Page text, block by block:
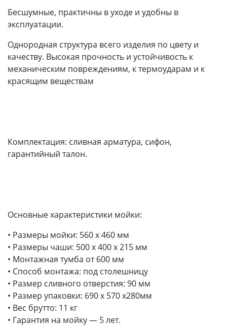
Бесшумные, практичны в уходе и удобны в
эксплуатации.
Однородная структура всего изделия по цвету и
качеству. Высокая прочность и устойчивость к
механическим повреждениям, к термоударам и к
красящим веществам
Комплектация: сливная арматура, сифон,
гарантийный талон.
Основные характеристики мойки:
• Размеры мойки: 560 x 460 мм
• Размеры чаши: 500 x 400 х 215 мм
• Монтажная тумба от 600 мм
• Способ монтажа: под столешницу
• Размер сливного отверстия: 90 мм
• Размер упаковки: 690 х 570 х280мм
• Вес брутто: 11 кг
• Гарантия на мойку — 5 лет.